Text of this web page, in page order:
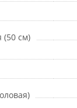
(50 см)